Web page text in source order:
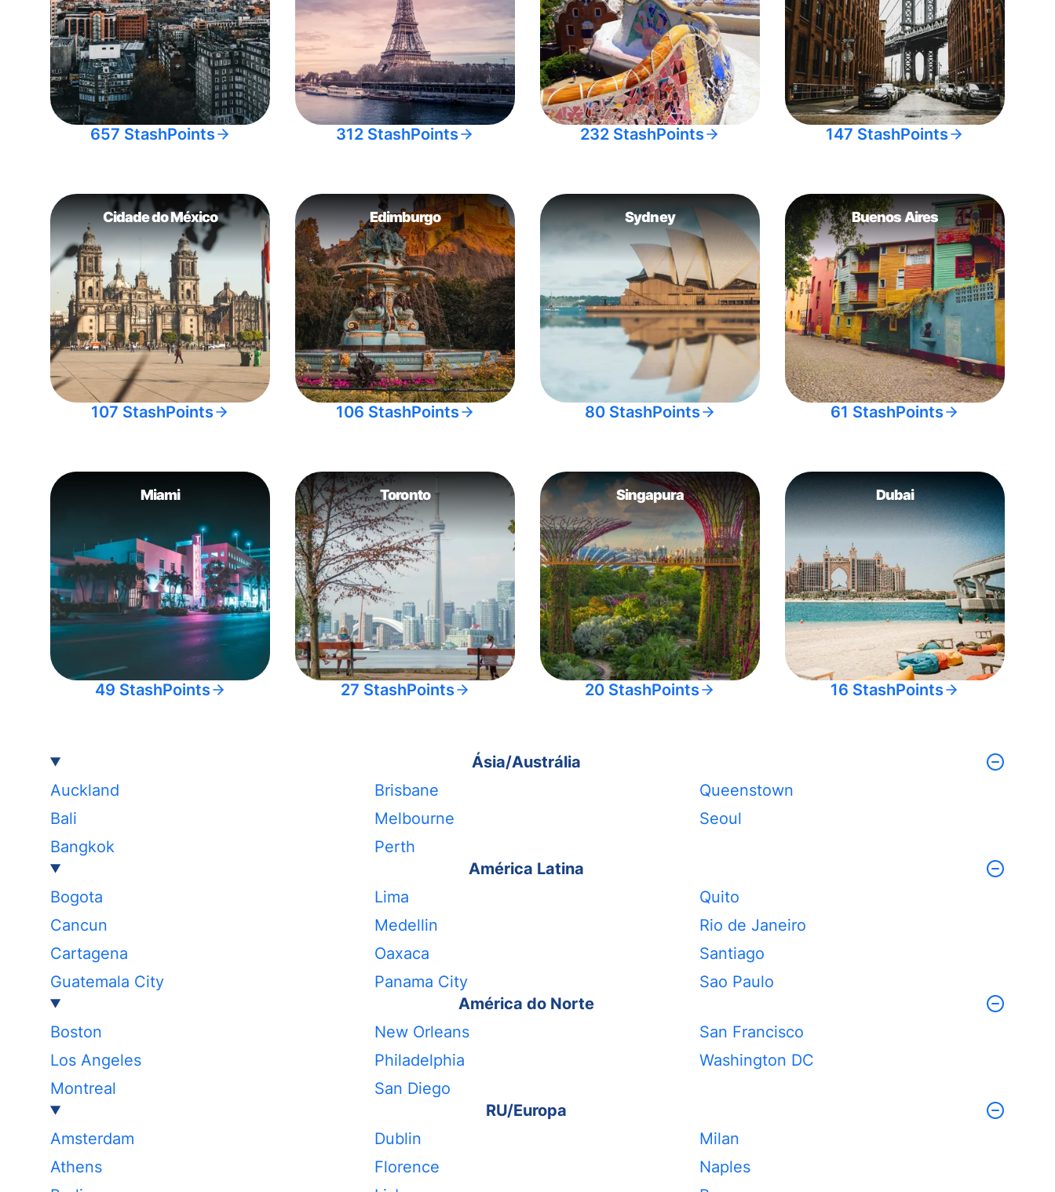
657 StashPoints 312 StashPoints 232 StashPoints 147 StashPoints
Cidade do México
107 StashPoints
Edimburgo
106 StashPoints
Sydney
80 StashPoints
Buenos Aires
61 StashPoints
Miami
49 StashPoints
Toronto
27 StashPoints
Singapura
20 StashPoints
Dubai
16 StashPoints
Ásia/Austrália
Auckland
Bali
Bangkok
Brisbane
Melbourne
Perth
Queenstown
Seoul
América Latina
Bogota
Cancun
Cartagena
Guatemala City
Lima
Medellin
Oaxaca
Panama City
Quito
Rio de Janeiro
Santiago
Sao Paulo
América do Norte
Boston
Los Angeles
Montreal
New Orleans
Philadelphia
San Diego
San Francisco
Washington DC
RU/Europa
Amsterdam
Athens
Dublin
Florence
Milan
Naples